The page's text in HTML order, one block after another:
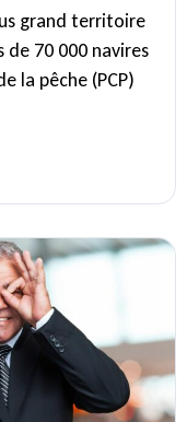
grand territoire
de 70 000 navires
la pêche (PCP)